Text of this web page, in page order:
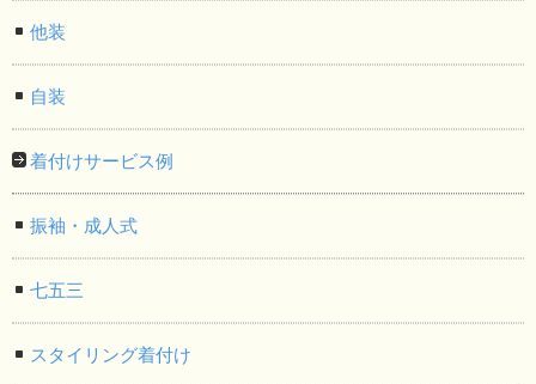
他装
自装
着付けサービス例
振袖・成人式
七五三
スタイリング着付け